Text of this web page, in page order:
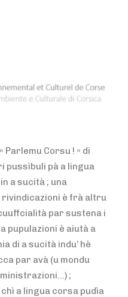
Parlemu Corsu ! » di
pussìbuli pà a lingua
a sucità ; una
rivindicazioni è frà altru
par sustena i
pupulazioni è aiutà a
di a sucità indu’ hè
par avà (u mondu
;
a lingua corsa pudìa